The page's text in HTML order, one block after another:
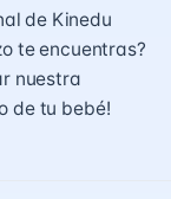
de Kinedu
te encuentras?
nuestra
de tu bebé!